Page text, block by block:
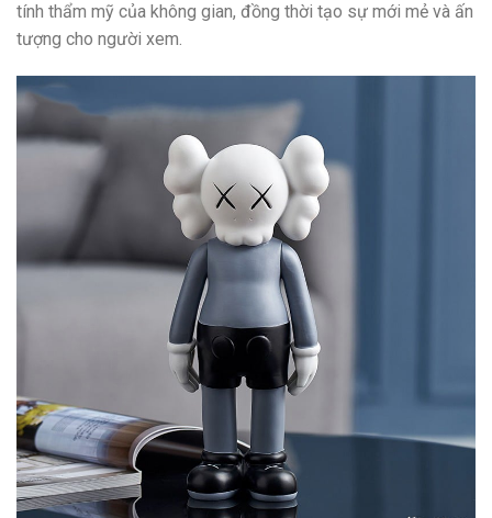
tính thẩm mỹ của không gian, đồng thời tạo sự mới mẻ và ấn
tượng cho người xem.